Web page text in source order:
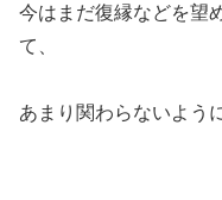
今はまだ復縁などを望
て、
あまり関わらないよう